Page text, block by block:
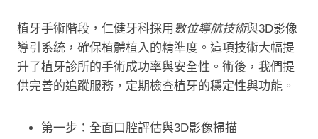
植牙手術階段，仁健牙科採用 數位導航技術與3D影像
導引系統，確保植體植入的精準度。這項技術大幅提
升了植牙診所的手術成功率與安全性。術後，我們提
供完善的追蹤服務，定期檢查植牙的穩定性與功能。
第一步：全面口腔評估與3D影像掃描